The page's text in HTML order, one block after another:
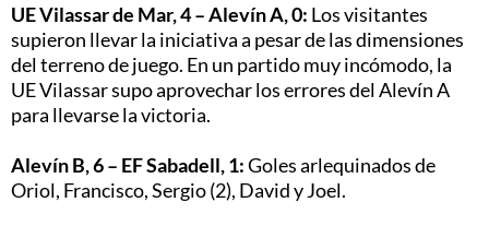
UE Vilassar de Mar, 4 – Alevín A, 0: Los visitantes
supieron llevar la iniciativa a pesar de las dimensiones
del terreno de juego. En un partido muy incómodo, la
UE Vilassar supo aprovechar los errores del Alevín A
para llevarse la victoria.
Alevín B, 6 – EF Sabadell, 1:Goles arlequinados de
Oriol, Francisco, Sergio (2), David y Joel.